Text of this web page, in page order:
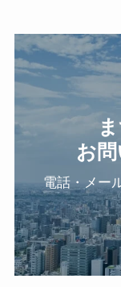
お
電話・メー